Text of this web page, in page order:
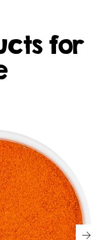
for